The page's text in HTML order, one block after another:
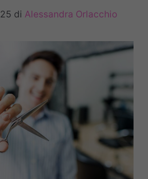
di Alessandra Orlacchio